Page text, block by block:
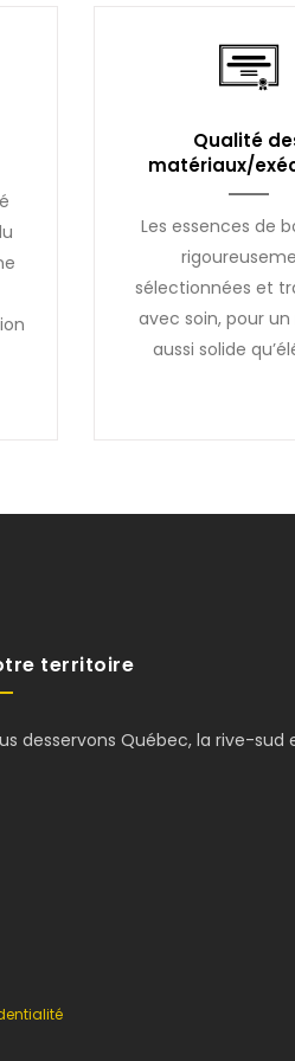
Qualité
matériaux/
Les essences de
sélectionnées et
avec soin, pour
aussi solide
territoire
desservons Québec, la rive-sud